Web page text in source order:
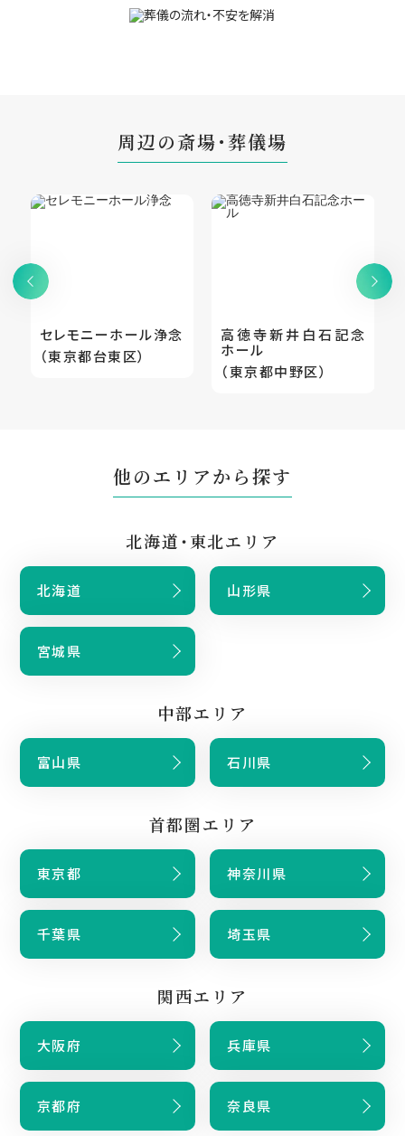
周辺の斎場・葬儀場
セレモニーホール浄念
（東京都台東区）
高徳寺新井白石記念
ホール
（東京都中野区）
他のエリアから探す
北海道・東北エリア
北海道 山形県
宮城県
中部エリア
富山県 石川県
首都圏エリア
東京都 神奈川県
千葉県 埼玉県
関西エリア
大阪府 兵庫県
京都府 奈良県